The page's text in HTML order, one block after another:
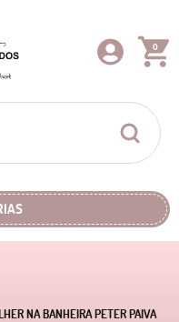
0
NA BANHEIRA PETER PAIVA